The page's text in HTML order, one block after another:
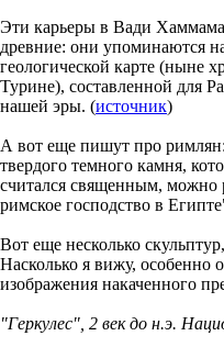
Эти карьеры в Вади
древние: они упоминаются
геологической карте (ныне
Турине), составленной для
нашей эры. (источник)
А вот еще пишут про
твердого темного камня,
считался священным, можно
римское господство в
Вот еще несколько
Насколько я вижу,
изображения накаченного
"Геркулес", 2 век до н.э.